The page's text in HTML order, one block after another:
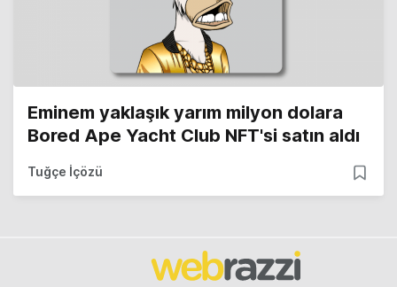
Eminem yaklaşık yarım milyon dolara
Bored Ape Yacht Club NFT'si satın aldı
Tuğçe İçözü